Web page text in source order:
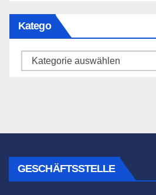
Katego
Katego
GESCHÄFTSSTELLE